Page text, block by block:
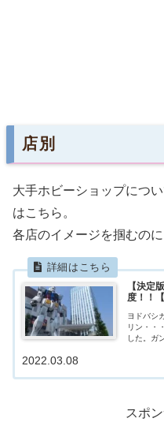
店別
大手ホビーショップにつ
はこちら。
各店のイメージを掴むの
【決定
度！！
ヨドバシ
リン・・
した。ガ
2022.03.08
スポ